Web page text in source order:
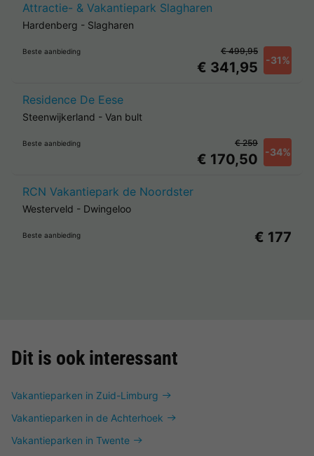
Attractie- & Vakantiepark Slagharen
Hardenberg - Slagharen
Beste aanbieding
€ 341,95 -31%
€ 499,95
Residence De Eese
Steenwijkerland - Van bult
Beste aanbieding
€ 170,50 -34%
€ 259
RCN Vakantiepark de Noordster
Westerveld - Dwingeloo
Beste aanbieding € 177
Dit is ook interessant
Vakantieparken in Zuid-Limburg
Vakantieparken in de Achterhoek
Vakantieparken in Twente